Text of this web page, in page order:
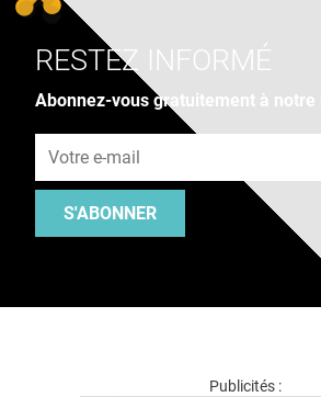
RESTEZ INFORMÉ
Abonnez-vous gratuitement à notre
S'ABONNER
Publicités :